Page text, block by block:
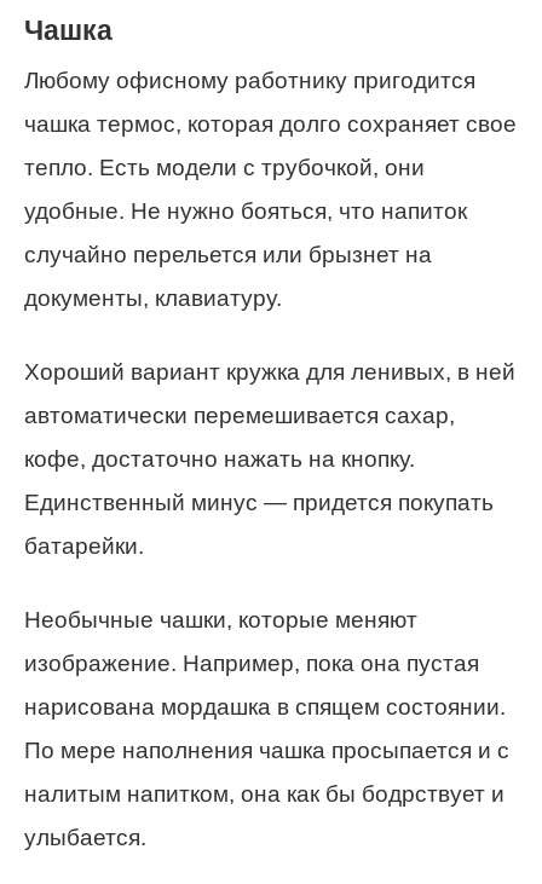
Чашка
Любому офисному работнику пригодится
чашка термос, которая долго сохраняет свое
тепло. Есть модели с трубочкой, они
удобные. Не нужно бояться, что напиток
случайно перельется или брызнет на
документы, клавиатуру.
Хороший вариант кружка для ленивых, в ней
автоматически перемешивается сахар,
кофе, достаточно нажать на кнопку.
Единственный минус — придется покупать
батарейки.
Необычные чашки, которые меняют
изображение. Например, пока она пустая
нарисована мордашка в спящем состоянии.
По мере наполнения чашка просыпается и с
налитым напитком, она как бы бодрствует и
улыбается.